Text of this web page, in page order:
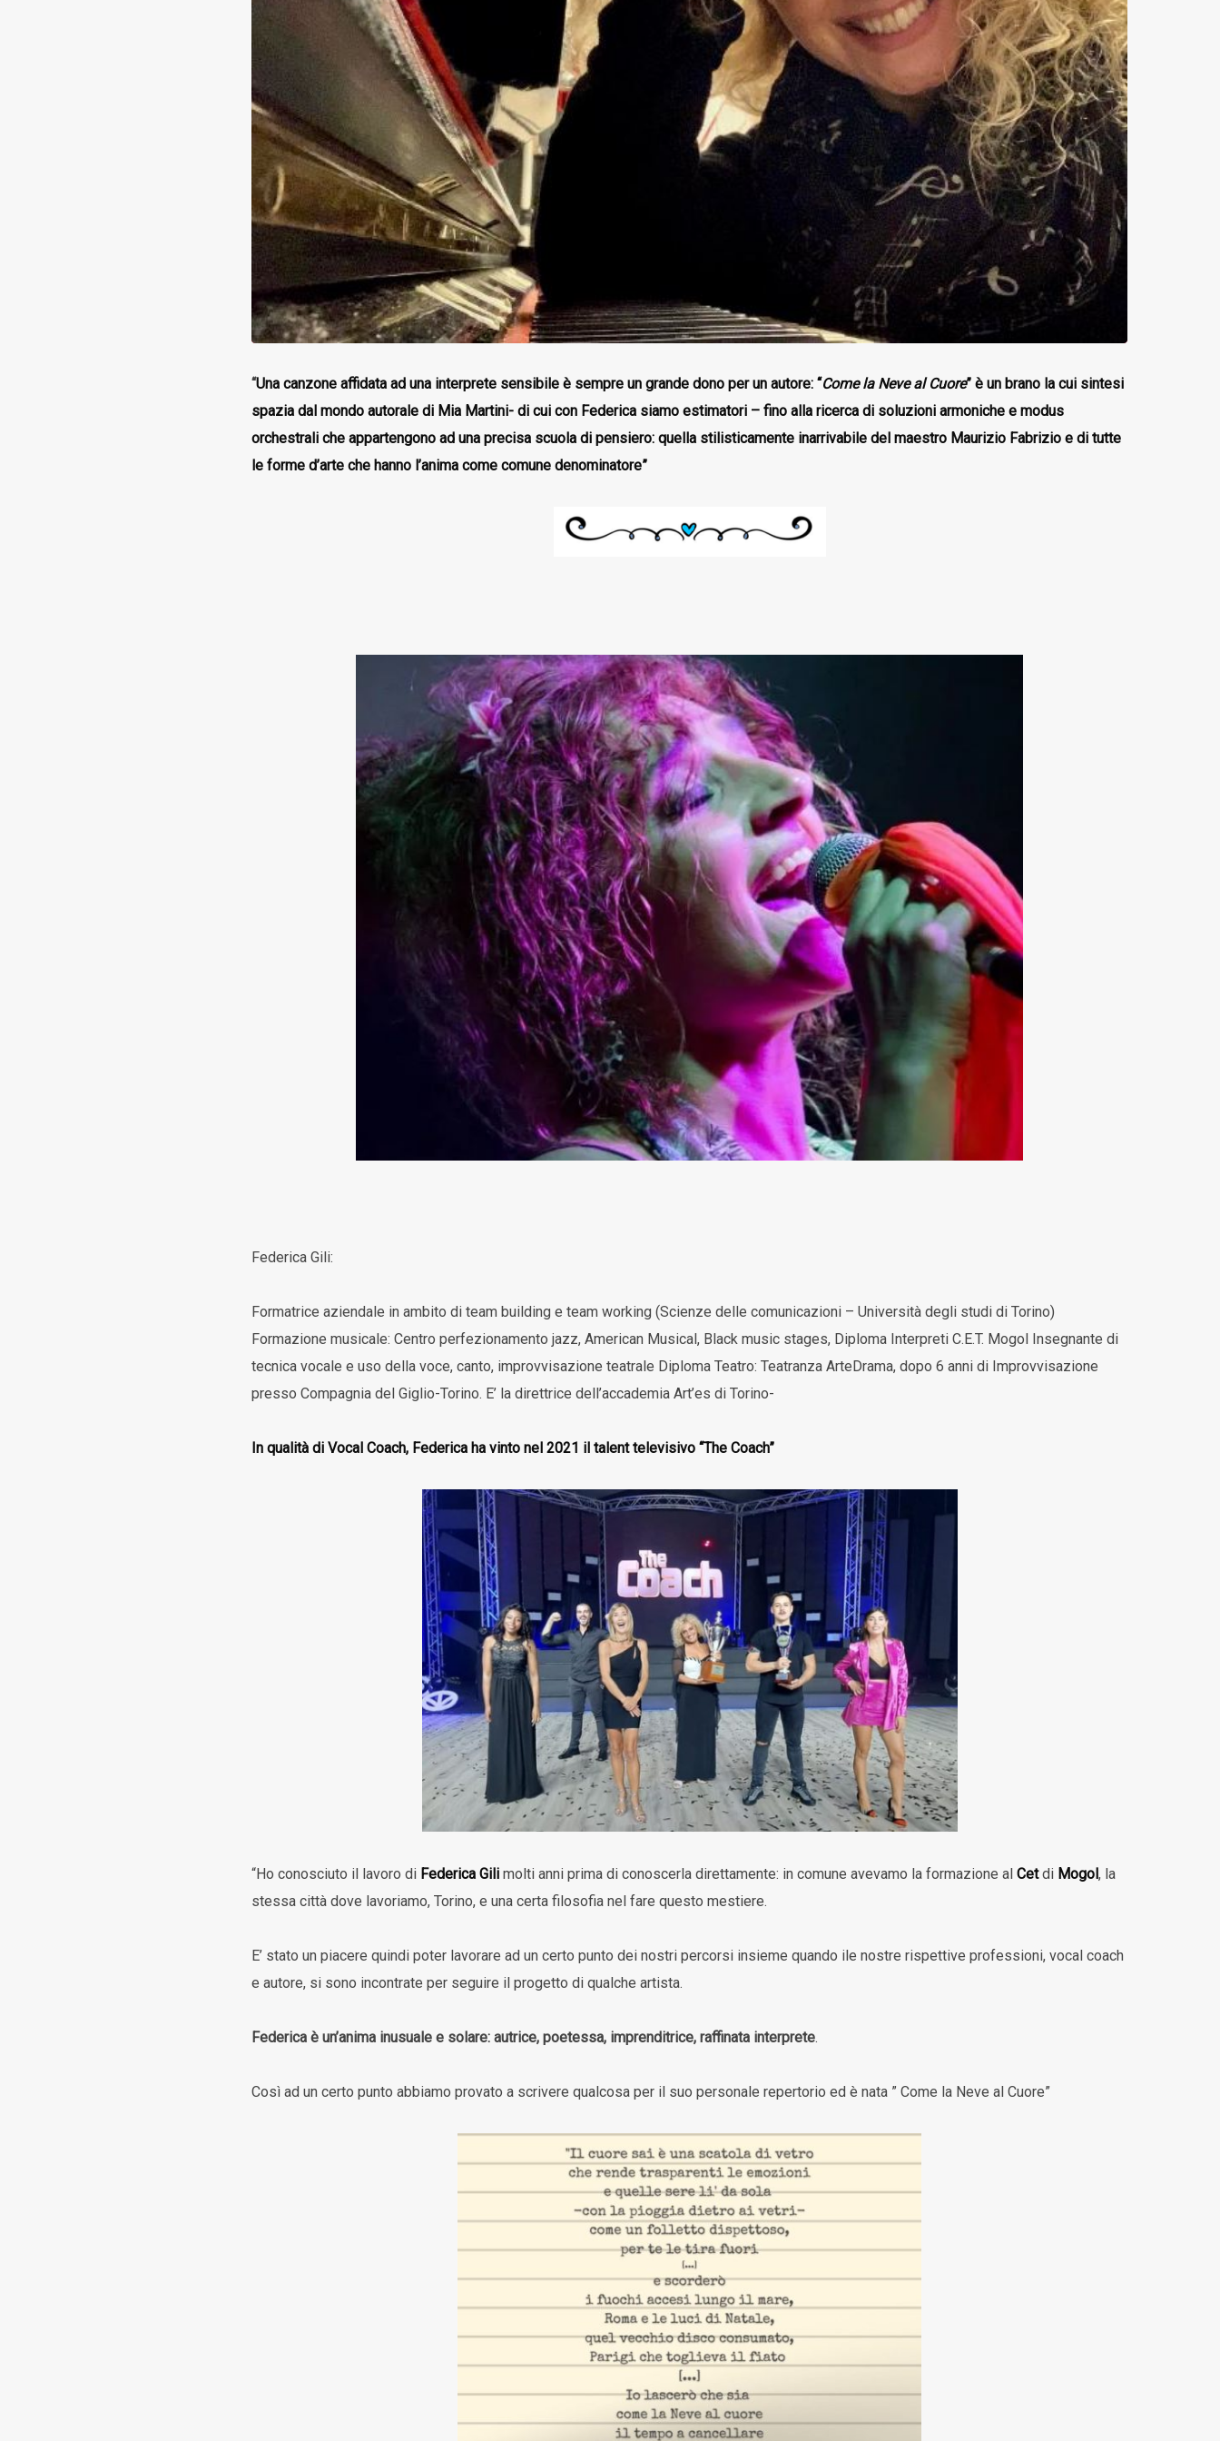
“Una canzone affidata ad una interprete sensibile è sempre un grande dono per un autore: “Come la Neve al Cuore” è un brano la cui sintesi
spazia dal mondo autorale di Mia Martini- di cui con Federica siamo estimatori – fino alla ricerca di soluzioni armoniche e modus
orchestrali che appartengono ad una precisa scuola di pensiero: quella stilisticamente inarrivabile del maestro Maurizio Fabrizio e di tutte
le forme d’arte che hanno l’anima come comune denominatore”
Federica Gili:
Formatrice aziendale in ambito di team building e team working (Scienze delle comunicazioni – Università degli studi di Torino)
Formazione musicale: Centro perfezionamento jazz, American Musical, Black music stages, Diploma Interpreti C.E.T. Mogol Insegnante di
tecnica vocale e uso della voce, canto, improvvisazione teatrale Diploma Teatro: Teatranza ArteDrama, dopo 6 anni di Improvvisazione
presso Compagnia del Giglio-Torino. E’ la direttrice dell’accademia Art’es di Torino-
In qualità di Vocal Coach, Federica ha vinto nel 2021 il talent televisivo “The Coach”
“Ho conosciuto il lavoro di Federica Gili molti anni prima di conoscerla direttamente: in comune avevamo la formazione al Cetdi Mogol, la
stessa città dove lavoriamo, Torino, e una certa filosofia nel fare questo mestiere.
E’ stato un piacere quindi poter lavorare ad un certo punto dei nostri percorsi insieme quando ile nostre rispettive professioni, vocal coach
e autore, si sono incontrate per seguire il progetto di qualche artista.
Federica è un’anima inusuale e solare: autrice, poetessa, imprenditrice, raffinata interprete.
Così ad un certo punto abbiamo provato a scrivere qualcosa per il suo personale repertorio ed è nata ” Come la Neve al Cuore”